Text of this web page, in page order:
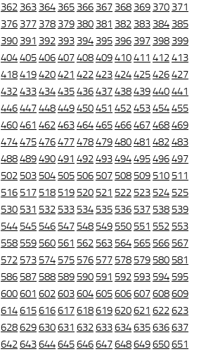
362 363 364 365 366 367 368 369 370 371
376 377 378 379 380 381 382 383 384 385
390 391 392 393 394 395 396 397 398 399
404405406407408409410411 412413
418419420421 422423424425426427
432433434435436437438439440441
446447448449450451 452453454455
460461 462463464465466467468469
474475476477478479480481 482483
488489490491 492493494495496497
502 503 504 505 506 507 508 509 510 511
516 517 518 519 520 521 522 523 524 525
530 531 532 533 534 535 536 537 538 539
544 545 546 547 548 549 550 551 552 553
558 559 560 561 562 563 564 565 566 567
572 573 574 575 576 577 578 579 580 581
586 587 588 589 590 591 592 593 594 595
600601 602603604605606607608609
614615616617618619620621 622623
628629630631 632633634635636637
642643644645646647648649650651